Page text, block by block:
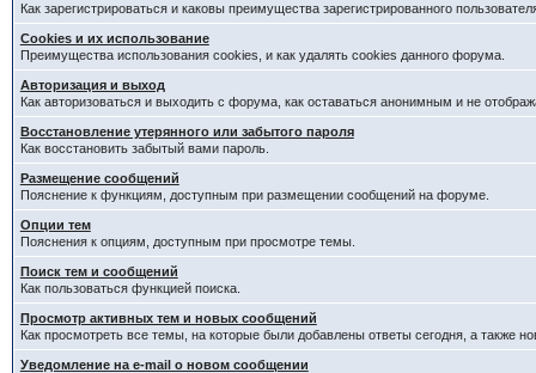
Как зарегистрироваться и каковы преимущества зарегистрированного
Cookies и их использование
Преимущества использования cookies, и как удалять cookies данного форума.
Авторизация и выход
Как авторизоваться и выходить с форума, как оставаться анонимным и не
Восстановление утерянного или забытого пароля
Как восстановить забытый вами пароль.
Размещение сообщений
Пояснение к функциям, доступным при размещении сообщений на форуме.
Опции тем
Пояснения к опциям, доступным при просмотре темы.
Поиск тем и сообщений
Как пользоваться функцией поиска.
Просмотр активных тем и новых сообщений
Как просмотреть все темы, на которые были добавлены ответы сегодня, а также
Уведомление на е-mail о новом сообщении